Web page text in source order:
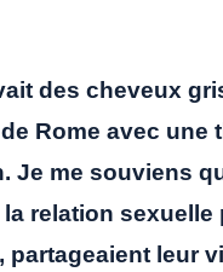
des cheveux
Rome avec une
Je me souviens
relation sexuelle
partageaient leur